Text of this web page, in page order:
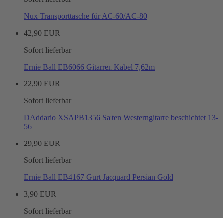
Nux Transporttasche für AC-60/AC-80
42,90 EUR
Sofort lieferbar
Ernie Ball EB6066 Gitarren Kabel 7,62m
22,90 EUR
Sofort lieferbar
DAddario XSAPB1356 Saiten Westerngitarre beschichtet 13-
56
29,90 EUR
Sofort lieferbar
Ernie Ball EB4167 Gurt Jacquard Persian Gold
3,90 EUR
Sofort lieferbar